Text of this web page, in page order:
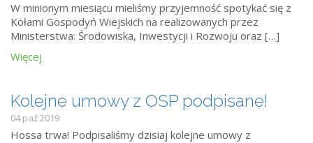
W minionym miesiącu mieliśmy przyjemność spotykać się z
Kołami Gospodyń Wiejskich na realizowanych przez
Ministerstwa: Środowiska, Inwestycji i Rozwoju oraz […]
Więcej
Kolejne umowy z OSP podpisane!
04 paź 2019
Hossa trwa! Podpisaliśmy dzisiaj kolejne umowy z